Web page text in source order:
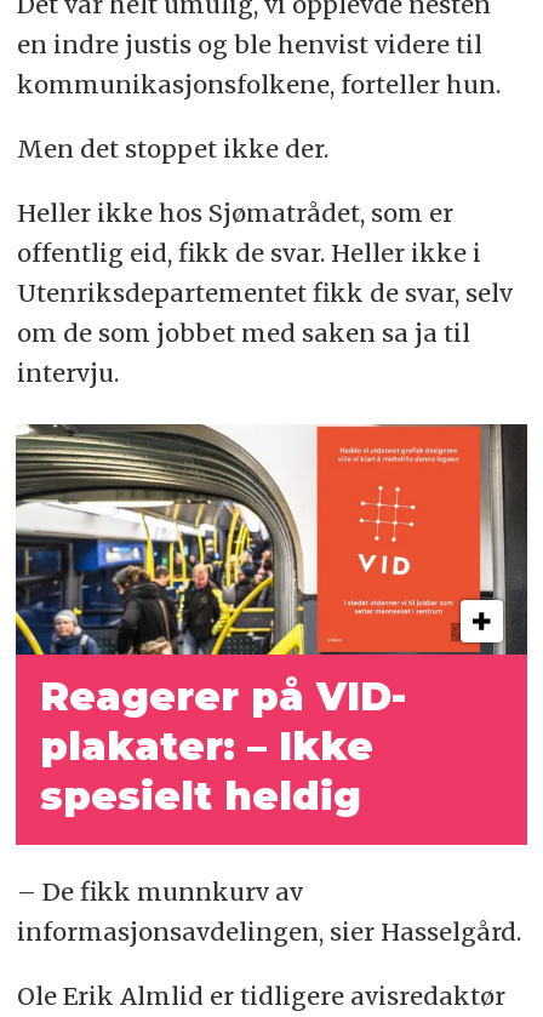
en indre justis og ble henvist videre til
kommunikasjonsfolkene, forteller hun.
Men det stoppet ikke der.
Heller ikke hos Sjømatrådet, som er
offentlig eid, fikk de svar. Heller ikke i
Utenriksdepartementet fikk de svar, selv
om de som jobbet med saken sa ja til
intervju.
Reagerer på VID-
plakater: – Ikke
spesielt heldig
– De fikk munnkurv av
informasjonsavdelingen, sier Hasselgård.
Ole Erik Almlid er tidligere avisredaktør